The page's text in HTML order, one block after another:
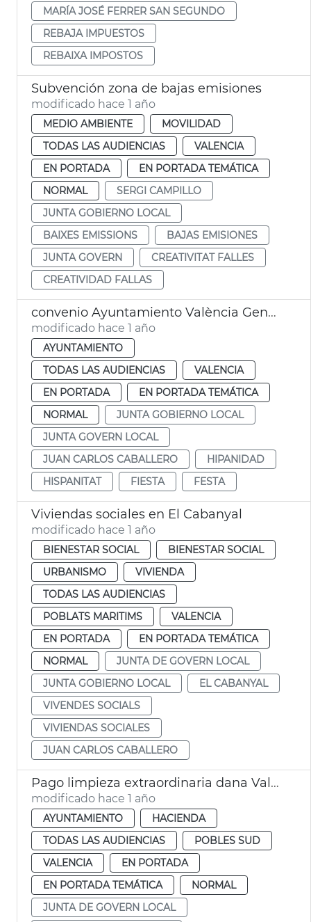
MARÍA JOSÉ FERRER SAN SEGUNDO
REBAJA IMPUESTOS
REBAIXA IMPOSTOS
Subvención zona de bajas emisiones
modificado hace 1 año
MEDIO AMBIENTE
MOVILIDAD
TODAS LAS AUDIENCIAS
VALENCIA
EN PORTADA
EN PORTADA TEMÁTICA
NORMAL
SERGI CAMPILLO
JUNTA GOBIERNO LOCAL
BAIXES EMISSIONS
BAJAS EMISIONES
JUNTA GOVERN
CREATIVITAT FALLES
CREATIVIDAD FALLAS
convenio Ayuntamiento València Generalitat fiestas Hispanidad
modificado hace 1 año
AYUNTAMIENTO
TODAS LAS AUDIENCIAS
VALENCIA
EN PORTADA
EN PORTADA TEMÁTICA
NORMAL
JUNTA GOBIERNO LOCAL
JUNTA GOVERN LOCAL
JUAN CARLOS CABALLERO
HIPANIDAD
HISPANITAT
FIESTA FESTA
Viviendas sociales en El Cabanyal
modificado hace 1 año
BIENESTAR SOCIAL
BIENESTAR SOCIAL
URBANISMO
VIVIENDA
TODAS LAS AUDIENCIAS
POBLATS MARITIMS
VALENCIA
EN PORTADA
EN PORTADA TEMÁTICA
NORMAL
JUNTA DE GOVERN LOCAL
JUNTA GOBIERNO LOCAL
EL CABANYAL
VIVENDES SOCIALS
VIVIENDAS SOCIALES
JUAN CARLOS CABALLERO
Pago limpieza extraordinaria dana València
modificado hace 1 año
AYUNTAMIENTO
HACIENDA
TODAS LAS AUDIENCIAS
POBLES SUD
VALENCIA
EN PORTADA
EN PORTADA TEMÁTICA
NORMAL
JUNTA DE GOVERN LOCAL